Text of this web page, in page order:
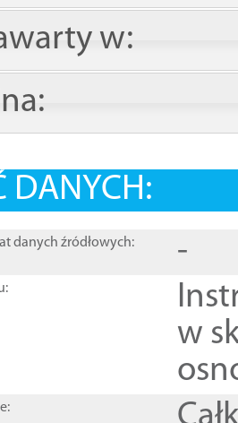
w:
DANYCH:
danych źródłowych: -
w